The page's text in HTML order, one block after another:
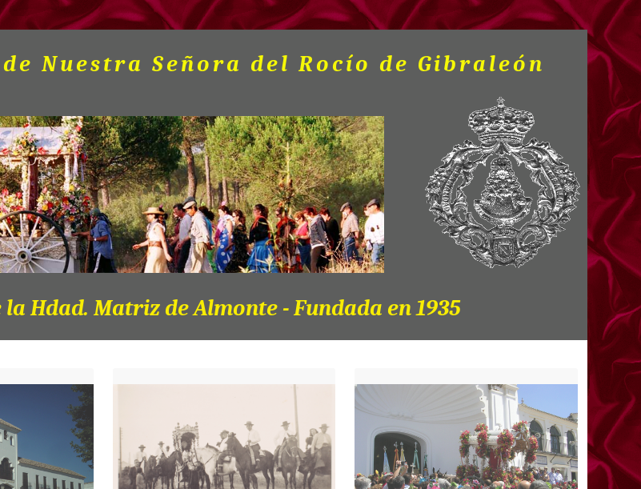
Nuestra Señora del Rocío de Gibraleón
Hdad. Matriz de Almonte - Fundada en 1935